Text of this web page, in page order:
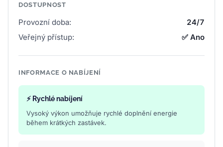
DOSTUPNOST
Provozní doba:
24/7
Veřejný přístup:
✅ Ano
INFORMACE O NABÍJENÍ
⚡ Rychlé nabíjení
Vysoký výkon umožňuje rychlé doplnění energie
během krátkých zastávek.